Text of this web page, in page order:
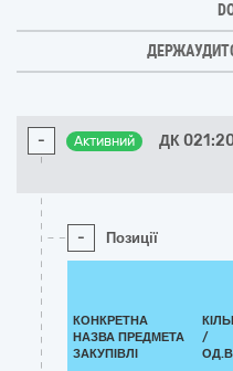
- Активний ДК
- Позиції
КОНКРЕТНА
НАЗВА ПРЕДМЕТА
ЗАКУПІВЛІ
/